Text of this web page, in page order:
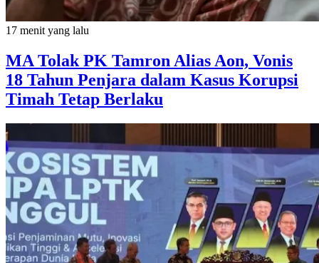
17 menit yang lalu
MA Tolak PK Tamron Alias Aon, Vonis
18 Tahun Penjara dalam Kasus Korupsi
Timah Tetap Berlaku